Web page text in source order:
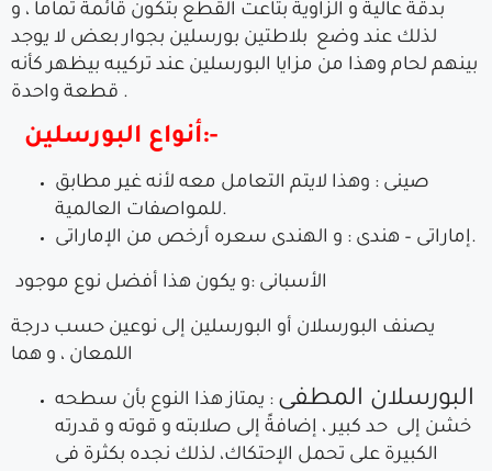
بدقة عالية و الزاوية بتاعت القطع بتكون قائمة تماما ، و
لذلك عند وضع بلاطتين بورسلين بجوار بعض لا يوجد
بينهم لحام وهذا من مزايا البورسلين عند تركيبه بيظهر كأنه
قطعة واحدة .
أنواع البورسلين:-
صينى : وهذا لايتم التعامل معه لأنه غير مطابق
للمواصفات العالمية.
إماراتى – هندى : و الهندى سعره أرخص من الإماراتى.
الأسبانى :و يكون هذا أفضل نوع موجود
يصنف البورسلان أو البورسلين إلى نوعين حسب درجة
اللمعان ، و هما
البورسلان المطفى : يمتاز هذا النوع بأن سطحه
خشن إلى حد كبير ، إضافةً إلى صلابته و قوته و قدرته
الكبيرة على تحمل الإحتكاك، لذلك نجده بكثرة فى